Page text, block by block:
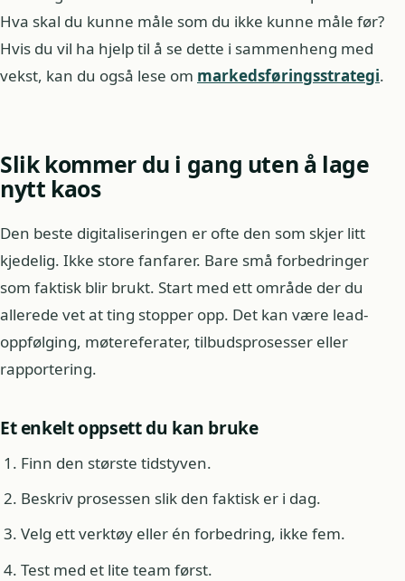
Hva skal du kunne måle som du ikke kunne måle før?
Hvis du vil ha hjelp til å se dette i sammenheng med
vekst, kan du også lese om markedsføringsstrategi.
Slik kommer du i gang uten å lage
nytt kaos
Den beste digitaliseringen er ofte den som skjer litt
kjedelig. Ikke store fanfarer. Bare små forbedringer
som faktisk blir brukt. Start med ett område der du
allerede vet at ting stopper opp. Det kan være lead-
oppfølging, møtereferater, tilbudsprosesser eller
rapportering.
Et enkelt oppsett du kan bruke
Finn den største tidstyven.
Beskriv prosessen slik den faktisk er i dag.
Velg ett verktøy eller én forbedring, ikke fem.
Test med et lite team først.